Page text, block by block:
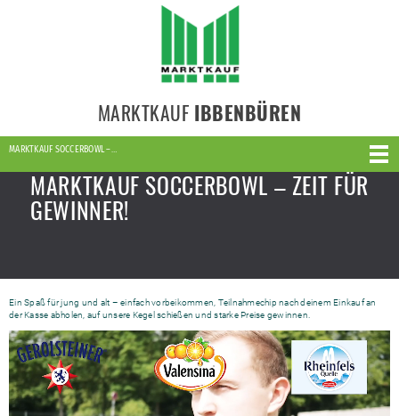
MARKTKAUF IBBENBÜREN
MARKTKAUF SOCCERBOWL –…
MARKTKAUF SOCCERBOWL – ZEIT FÜR
GEWINNER!
Ein Spaß für jung und alt – einfach vorbeikommen, Teilnahmechip nach deinem Einkauf an
der Kasse abholen, auf unsere Kegel schießen und starke Preise gewinnen.